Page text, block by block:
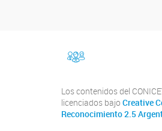
facebook
Los contenidos del
licenciados bajo Creative
Reconocimiento 2.5